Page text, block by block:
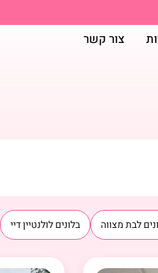
צור קשר
לבת מצווה בלונים לולנטיין דיי